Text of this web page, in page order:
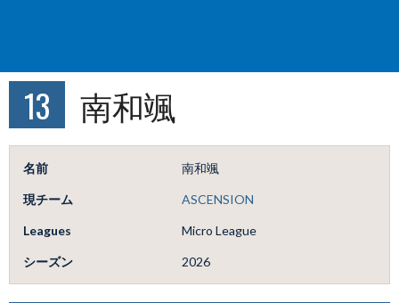
13 南和颯
名前 南和颯
現チーム ASCENSION
Leagues Micro League
シーズン 2026